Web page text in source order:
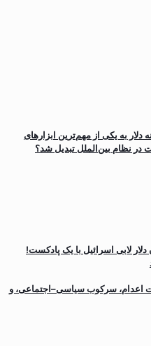
دلار به یکی از مهم‌ترین ابزارهای
در نظام بین‌الملل تبدیل شد؟
شکست ۳۲ میلیون دلار لابی اسرائیل با یک پادکست!
اعدام، سرکوب سیاسی–اجتماعی، و